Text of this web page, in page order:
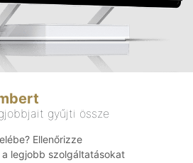
gyűjti össze
Ellenőrizze
legjobb szolgáltatásokat